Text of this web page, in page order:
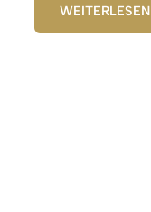
WEITERLESEN